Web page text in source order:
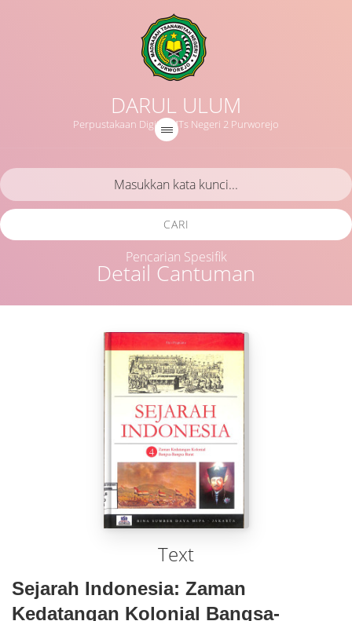
DARUL ULUM
Perpustakaan Digital MTs Negeri 2 Purworejo
Detail Cantuman
CARI
Pencarian Spesifik
Text
Sejarah Indonesia: Zaman
Kedatangan Kolonial Bangsa-